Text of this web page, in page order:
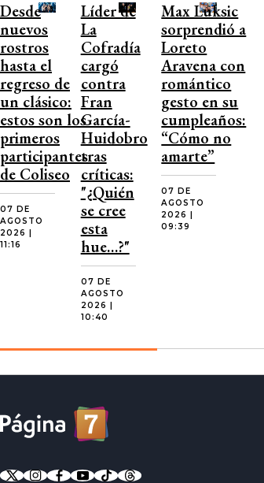
Desde
nuevos
rostros
hasta el
regreso de
un clásico:
estos son los
primeros
participantes
de Coliseo
07 DE
AGOSTO
2026 |
11:16
Líder de
La
Cofradía
cargó
contra
Fran
García-
Huidobro
tras
críticas:
"¿Quién
se cree
esta
hue…?"
07 DE
AGOSTO
2026 |
10:40
Max Luksic
sorprendió a
Loreto
Aravena con
romántico
gesto en su
cumpleaños:
“Cómo no
amarte”
07 DE
AGOSTO
2026 |
09:39